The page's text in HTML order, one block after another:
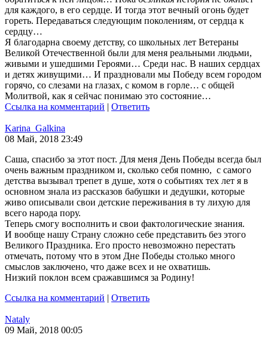
для каждого, в его сердце. И тогда этот вечный огонь будет
гореть. Передаваться следующим поколениям, от сердца к
сердцу…
Я благодарна своему детству, со школьных лет Ветераны
Великой Отечественной были для меня реальными людьми,
живыми и ушедшими Героями… Среди нас. В наших сердцах
и детях живущими… И праздновали мы Победу всем городом
горячо, со слезами на глазах, с комом в горле… с общей
Молитвой, как я сейчас понимаю это состояние…
Ссылка на комментарий | Ответить
Karina_Galkina
08 Май, 2018 23:49
Саша, спасибо за этот пост. Для меня День Победы всегда был
очень важным праздником и, сколько себя помню, с самого
детства вызывал трепет в душе, хотя о событиях тех лет я в
основном знала из рассказов бабушки и дедушки, которые
живо описывали свои детские переживания в ту лихую для
всего народа пору.
Теперь смогу восполнить и свои фактологические знания.
И вообще нашу Страну сложно себе представить без этого
Великого Праздника. Его просто невозможно перестать
отмечать, потому что в этом Дне Победы столько много
смыслов заключено, что даже всех и не охватишь.
Низкий поклон всем сражавшимся за Родину!
Ссылка на комментарий | Ответить
Nataly
09 Май, 2018 00:05